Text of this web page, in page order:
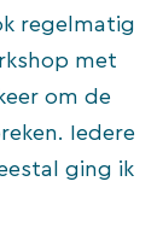
regelmatig
met
om de
Iedere
ging ik